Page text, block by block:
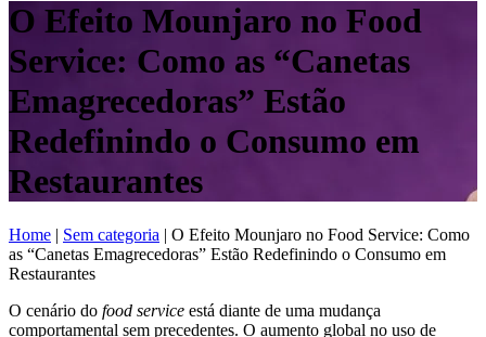
O Efeito Mounjaro no Food
Service: Como as “Canetas
Emagrecedoras” Estão
Redefinindo o Consumo em
Restaurantes
Home | Sem categoria | O Efeito Mounjaro no Food Service: Como
as “Canetas Emagrecedoras” Estão Redefinindo o Consumo em
Restaurantes
O cenário do food service está diante de uma mudança
comportamental sem precedentes. O aumento global no uso de